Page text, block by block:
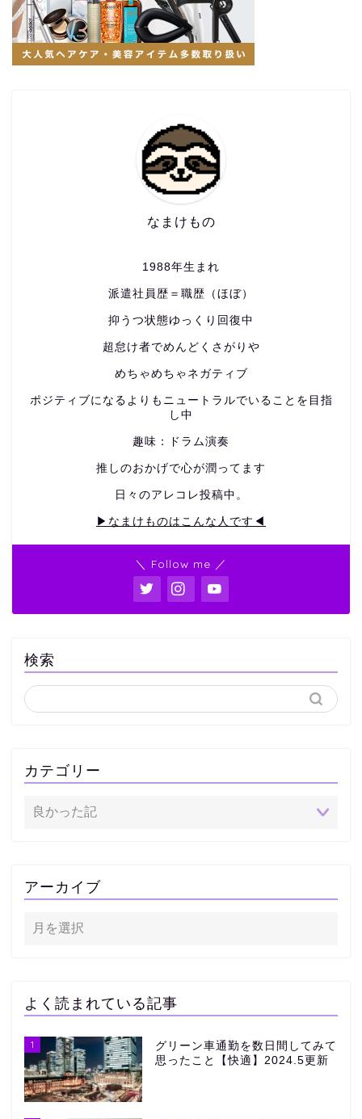
なまけもの
1988年生まれ
派遣社員歴＝職歴（ほぼ）
抑うつ状態ゆっくり回復中
超怠け者でめんどくさがりや
めちゃめちゃネガティブ
ポジティブになるよりもニュートラルでいることを目指
し中
趣味：ドラム演奏
推しのおかげで心が潤ってます
日々のアレコレ投稿中。
▶なまけものはこんな人です◀
＼ Follow me ／
検索
カテゴリー
アーカイブ
よく読まれている記事
1
グリーン車通勤を数日間してみて
思ったこと【快適】2024.5更新